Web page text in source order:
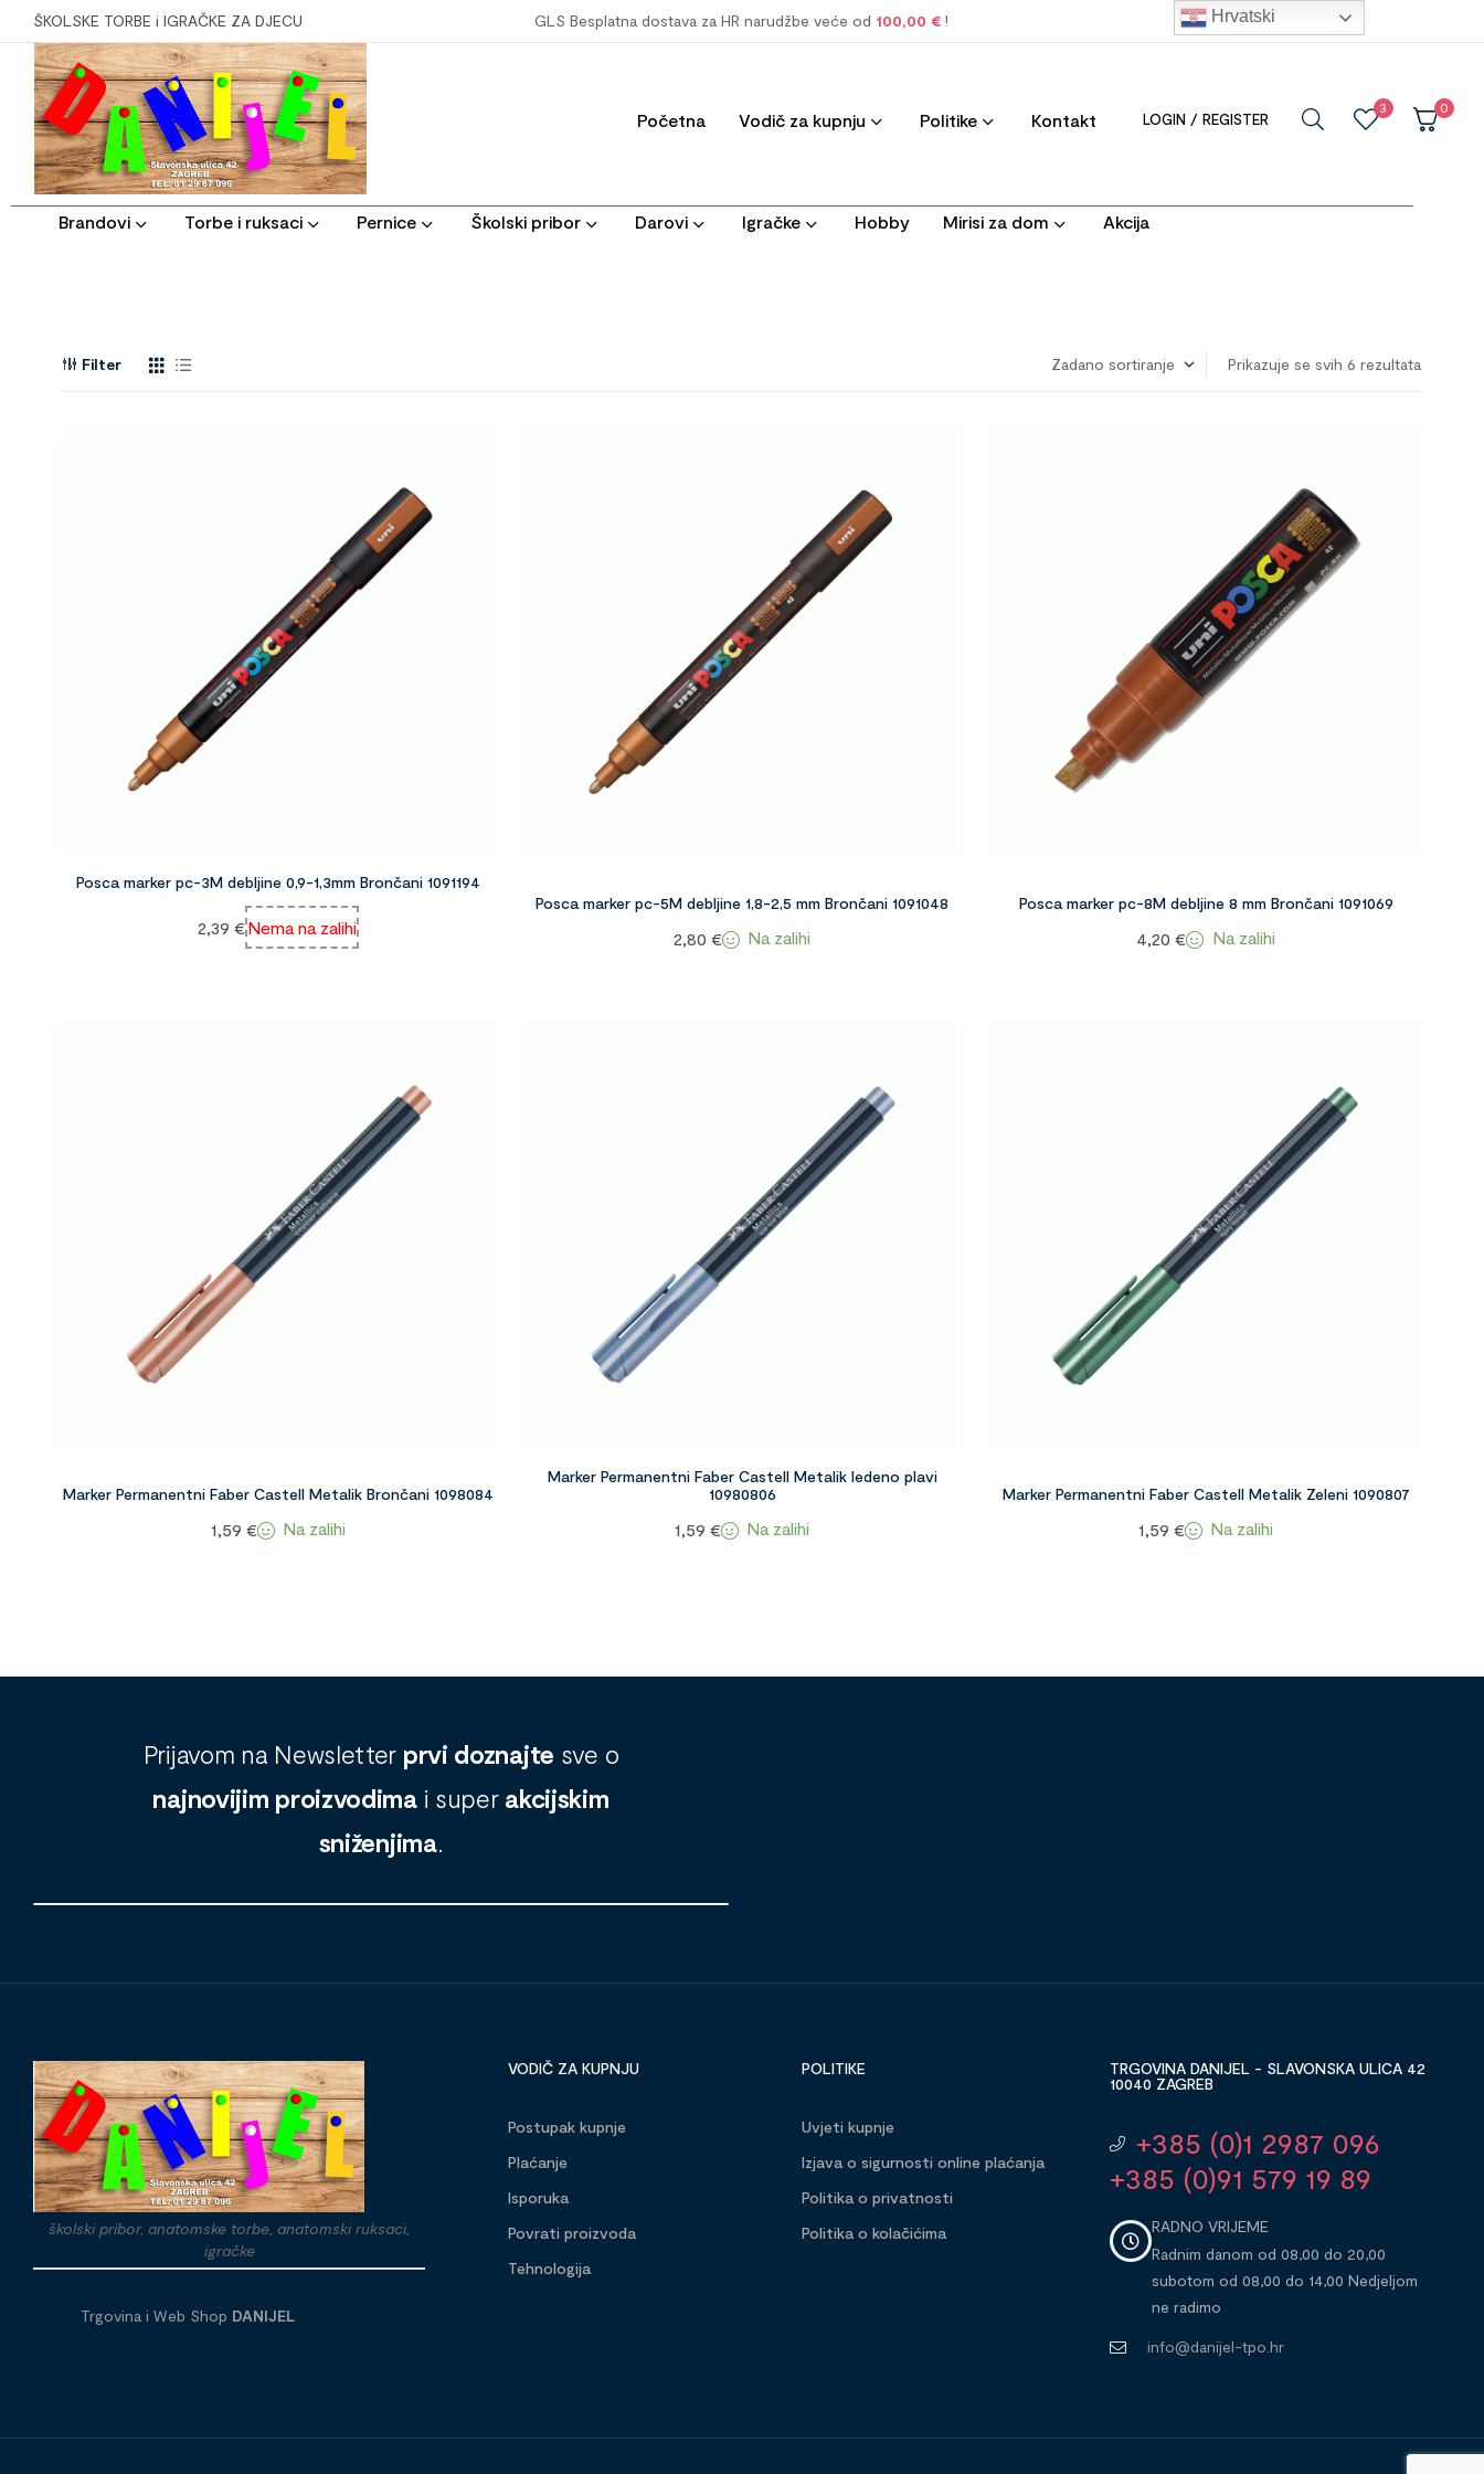
ŠKOLSKE TORBE i IGRAČKE ZA DJECU GLS Besplatna dostava za HR narudžbe veće od 100,00 € !
Početna Vodič za kupnju Politike Kontakt LOGIN / REGISTER
3 0
Brandovi Torbe i ruksaci Pernice Školski pribor Darovi Igračke Hobby Mirisi za dom Akcija
Filter Prikazuje se svih 6 rezultata
Posca marker pc-3M debljine 0,9-1,3mm Brončani 1091194
2,39 €Nema na zalihi
Posca marker pc-5M debljine 1,8-2,5 mm Brončani 1091048
2,80 € Na zalihi
Posca marker pc-8M debljine 8 mm Brončani 1091069
4,20€ Na zalihi
Marker Permanentni Faber Castell Metalik Brončani 1098084
1,59 € Na zalihi
Marker Permanentni Faber Castell Metalik ledeno plavi
10980806
1,59 € Na zalihi
Marker Permanentni Faber Castell Metalik Zeleni 1090807
1,59 € Na zalihi
Prijavom na Newsletter prvi doznajte sve o
najnovijim proizvodimai super akcijskim
sniženjima.
školski pribor, anatomske torbe, anatomski ruksaci,
igračke
Trgovina i Web Shop DANIJEL
VODIČ ZA KUPNJU
Postupak kupnje
Plaćanje
Isporuka
Povrati proizvoda
Tehnologija
POLITIKE
Uvjeti kupnje
Izjava o sigurnosti online plaćanja
Politika o privatnosti
Politika o kolačićima
TRGOVINA DANIJEL - SLAVONSKA ULICA 42
10040 ZAGREB
+385 (0)1 2987 096
+385 (0)91 579 19 89
RADNO VRIJEME
Radnim danom od 08,00 do 20,00
subotom od 08,00 do 14,00 Nedjeljom
ne radimo
info@danijel-tpo.hr
Hrvatski